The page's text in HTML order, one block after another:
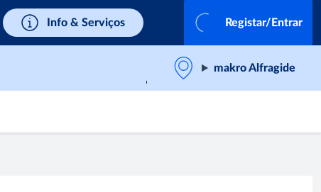
Info & Serviços Registar/Entrar
makro Alfragide